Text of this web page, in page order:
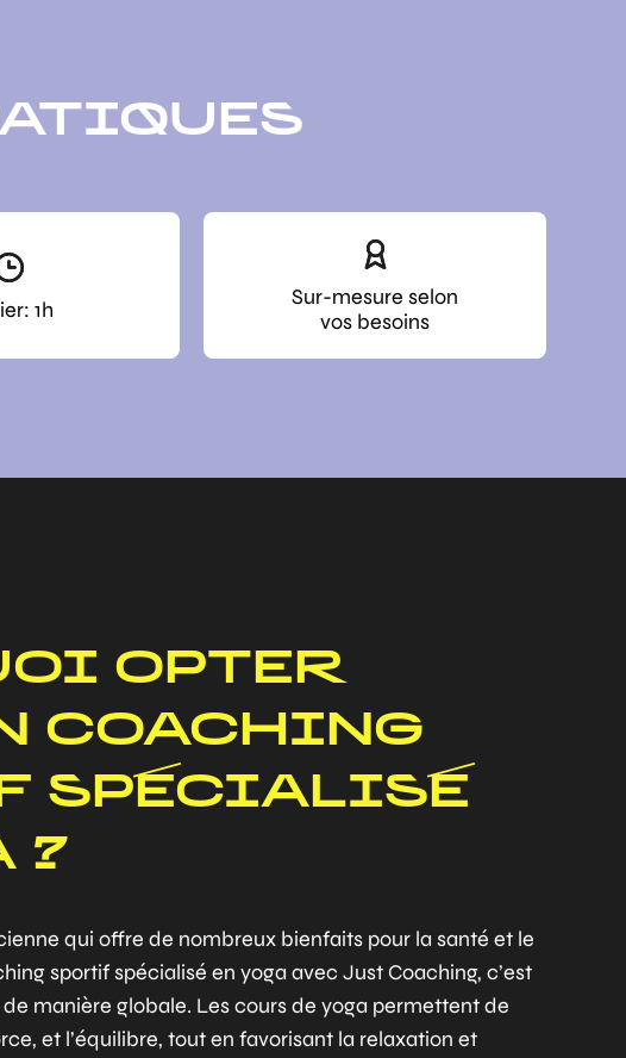
1h
Sur-mesure selon
vos besoins
OPTER
COACHING
SPÉCIALISÉ
?
qui offre de nombreux bienfaits pour la santé et le
sportif spécialisé en yoga avec Just Coaching, c’est
manière globale. Les cours de yoga permettent de
et l’équilibre, tout en favorisant la relaxation et